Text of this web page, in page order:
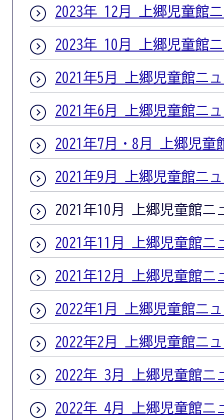
2023年 12月 上郷児童館
2023年 10月 上郷児童館
2021年5月 上郷児童館ニ
2021年6月 上郷児童館ニ
2021年7月・8月 上郷児童
2021年9月 上郷児童館ニ
2021年10月 上郷児童館ニ
2021年11月 上郷児童館ニ
2021年12月 上郷児童館ニ
2022年1月 上郷児童館ニ
2022年2月 上郷児童館ニ
2022年 3月 上郷児童館ニ
2022年 4月 上郷児童館ニ